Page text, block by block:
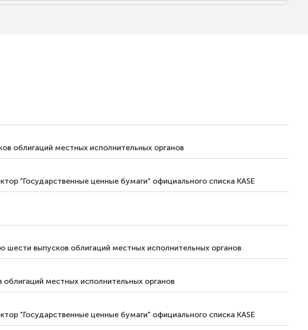
облигаций местных исполнительных органов
"Государственные ценные бумаги" официального списка KASE
выпусков облигаций местных исполнительных органов
местных исполнительных органов
"Государственные ценные бумаги" официального списка KASE